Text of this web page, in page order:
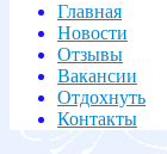
Главная
Новости
Отзывы
Вакансии
Отдохнуть
Контакты